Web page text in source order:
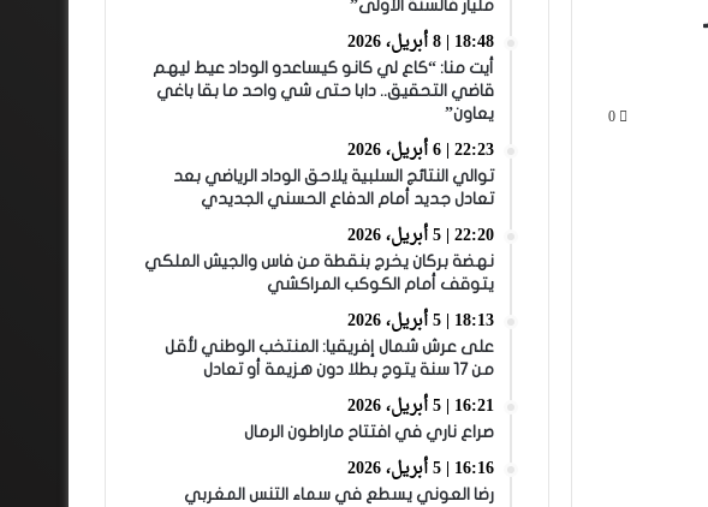
0
مليار فالسنة الأولى”
18:48 | 8 أبريل، 2026
أيت منا: “كاع لي كانو كيساعدو الوداد عيط ليهم
قاضي التحقيق.. دابا حتى شي واحد ما بقا باغي
يعاون”
22:23 | 6 أبريل، 2026
توالي النتائج السلبية يلاحق الوداد الرياضي بعد
تعادل جديد أمام الدفاع الحسني الجديدي
22:20 | 5 أبريل، 2026
نهضة بركان يخرج بنقطة من فاس والجيش الملكي
يتوقف أمام الكوكب المراكشي
18:13 | 5 أبريل، 2026
على عرش شمال إفريقيا: المنتخب الوطني لأقل
من 17 سنة يتوج بطلا دون هزيمة أو تعادل
16:21 | 5 أبريل، 2026
صراع ناري في افتتاح ماراطون الرمال
16:16 | 5 أبريل، 2026
رضا العوني يسطع في سماء التنس المغربي